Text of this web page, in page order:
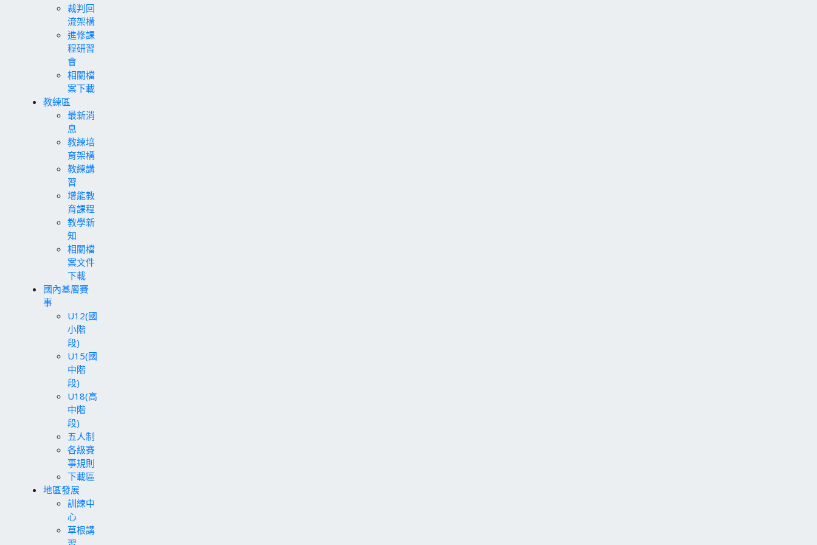
裁判回
流架構
進修課
程研習
會
相關檔
案下載
教練區
最新消
息
教練培
育架構
教練講
習
增能教
育課程
教學新
知
相關檔
案文件
下載
國內基層賽
事
U12(國
小階
段)
U15(國
中階
段)
U18(高
中階
段)
五人制
各級賽
事規則
下載區
地區發展
訓練中
心
草根講